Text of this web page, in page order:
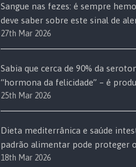
Sangue nas fezes: é sempre
deve saber sobre este sinal de
27th Mar 2026
Sabia que cerca de 90% da
“hormona da felicidade” – é
25th Mar 2026
Dieta mediterrânica e saúde
padrão alimentar pode proteger
18th Mar 2026